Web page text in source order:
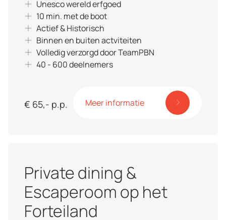
Unesco wereld erfgoed
10 min. met de boot
Actief & Historisch
Binnen en buiten actviteiten
Volledig verzorgd door TeamPBN
40 - 600 deelnemers
€ 65,- p.p. Meer informatie
Private dining &
Escaperoom op het
Forteiland